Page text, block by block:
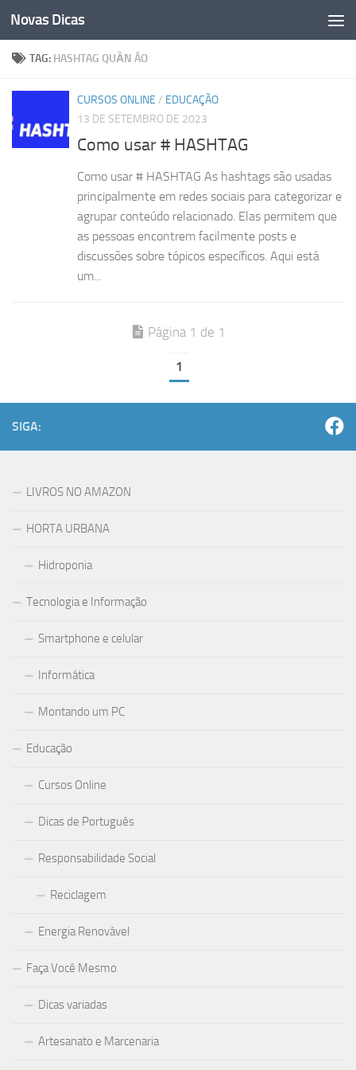
Skip to content
Novas Dicas
TAG: HASHTAG QUẦN ÁO
CURSOS ONLINE / EDUCAÇÃO
13 DE SETEMBRO DE 2023
Como usar # HASHTAG
Como usar # HASHTAG As hashtags são usadas
principalmente em redes sociais para categorizar e
agrupar conteúdo relacionado. Elas permitem que
as pessoas encontrem facilmente posts e
discussões sobre tópicos específicos. Aqui está
um...
Página 1 de 1
1
SIGA:
LIVROS NO AMAZON
HORTA URBANA
Hidroponia
Tecnologia e Informação
Smartphone e celular
Informática
Montando um PC
Educação
Cursos Online
Dicas de Português
Responsabilidade Social
Reciclagem
Energia Renovável
Faça Você Mesmo
Dicas variadas
Artesanato e Marcenaria